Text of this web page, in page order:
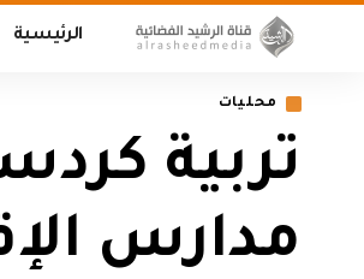
الرئيسية
محليات
تربية
مدارس